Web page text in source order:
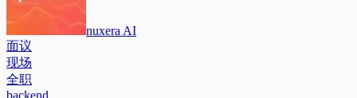
nuxera AI
面议
现场
全职
backend